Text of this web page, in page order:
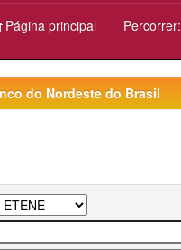
Página principal Percorrer:
do Nordeste do Brasil